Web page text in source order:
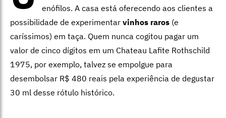
enófilos. A casa está oferecendo aos clientes a
possibilidade de experimentar vinhos raros (e
caríssimos) em taça. Quem nunca cogitou pagar um
valor de cinco dígitos em um Chateau Lafite Rothschild
1975, por exemplo, talvez se empolgue para
desembolsar R$ 480 reais pela experiência de degustar
30 ml desse rótulo histórico.